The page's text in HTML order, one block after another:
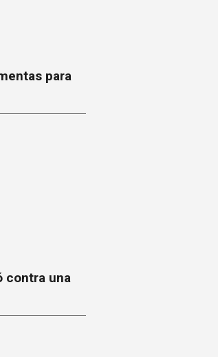
para
contra una